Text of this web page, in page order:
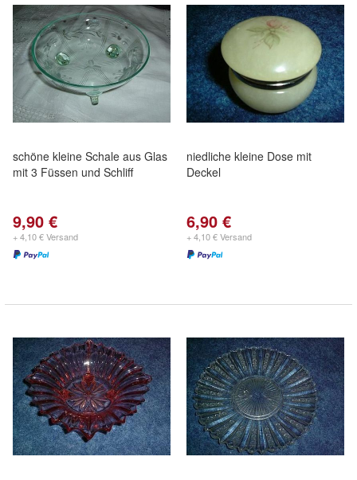
schöne kleine Schale aus Glas
mit 3 Füssen und Schliff
9,90 €
+ 4,10 € Versand
niedliche kleine Dose mit
Deckel
6,90 €
+ 4,10 € Versand